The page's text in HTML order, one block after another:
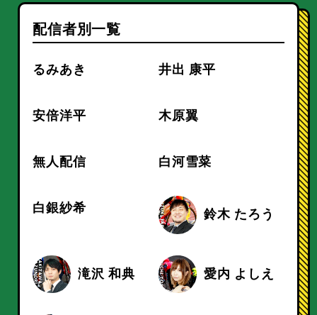
配信者別一覧
るみあき 井出 康平
安倍洋平
愛内 よしえ
木原翼
滝沢 和典
無人配信 白河雪菜
白銀紗希 鈴木 たろう